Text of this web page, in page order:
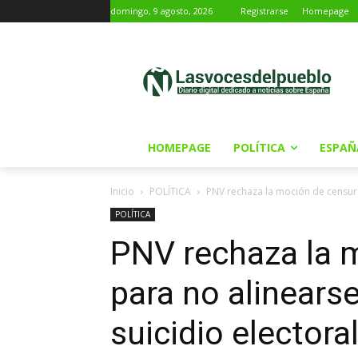
domingo, 9 agosto, 2026 Registrarse Homepage
HOMEPAGE POLÍTICA
Inicio POLÍTICA PNV rechaza la moción de
POLÍTICA
PNV rechaza la
para no
suicidio electoral